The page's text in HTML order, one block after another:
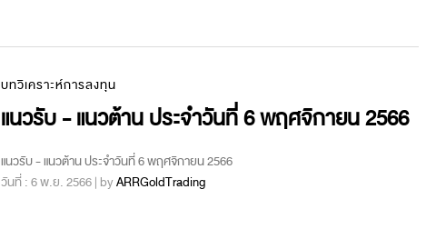
บทวิเคราะห์การลงทุน
แนวรับ - แนวต้าน ประจำวันที่ 6 พฤศจิกายน 2566
แนวรับ - แนวต้าน ประจำวันที่ 6 พฤศจิกายน 2566
วันที่ : 6 พ.ย. 2566 | byARRGoldTrading